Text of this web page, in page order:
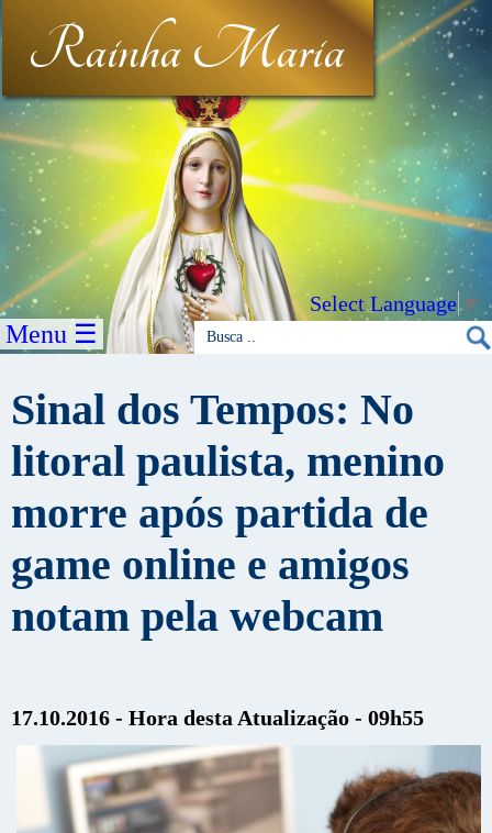
Rainha Maria
Select Language▼
Menu ☰
Sinal dos Tempos: No
litoral paulista, menino
morre após partida de
game online e amigos
notam pela webcam
17.10.2016 - Hora desta Atualização - 09h55